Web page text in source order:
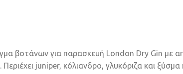
βοτάνων για παρασκευή London Dry Gin με
Περιέχει juniper, κόλιανδρο, γλυκόριζα και ξύσμα